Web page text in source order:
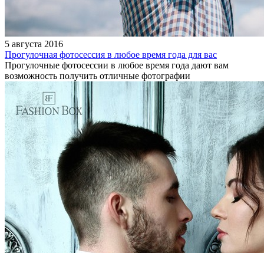
5 августа 2016
Прогулочная фотосессия в любое время года для вас
Прогулочные фотосессии в любое время года дают вам
возможность получить отличные фотографии